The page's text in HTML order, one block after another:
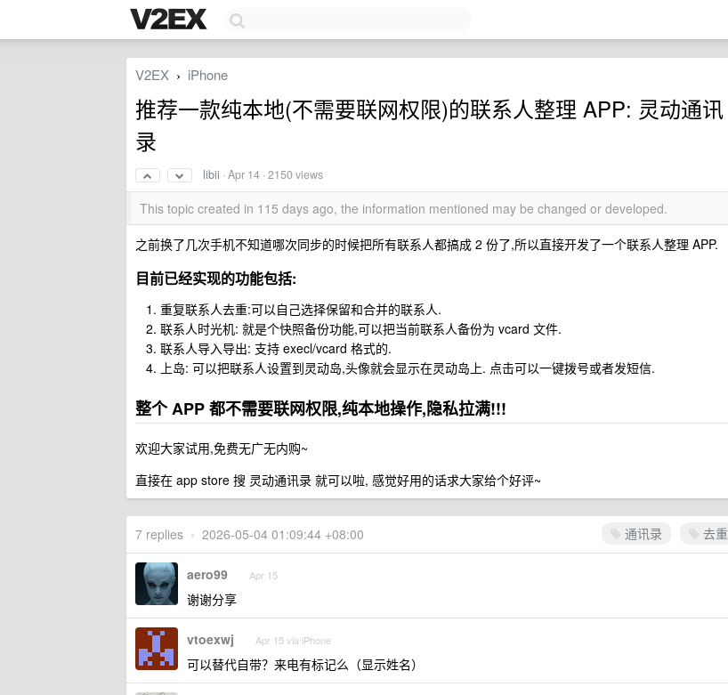
V2EX › iPhone
推荐一款纯本地(不需要联网权限)的联系人整理 APP: 灵动通讯
录
libii ·Apr 14 · 2150 views
This topic created in 115 days ago, the information mentioned may be changed or developed.
之前换了几次手机不知道哪次同步的时候把所有联系人都搞成 2 份了,所以直接开发了一个联系人整理 APP.
目前已经实现的功能包括:
重复联系人去重:可以自己选择保留和合并的联系人.
联系人时光机: 就是个快照备份功能,可以把当前联系人备份为 vcard 文件.
联系人导入导出: 支持 execl/vcard 格式的.
上岛: 可以把联系人设置到灵动岛,头像就会显示在灵动岛上. 点击可以一键拨号或者发短信.
整个 APP 都不需要联网权限,纯本地操作,隐私拉满!!!
欢迎大家试用,免费无广无内购~
直接在 app store 搜 灵动通讯录 就可以啦, 感觉好用的话求大家给个好评~
通讯录 去重
7 replies • 2026-05-04 01:09:44 +08:00
aero99 Apr 15
谢谢分享
vtoexwj Apr 15 via iPhone
可以替代自带？来电有标记么（显示姓名）